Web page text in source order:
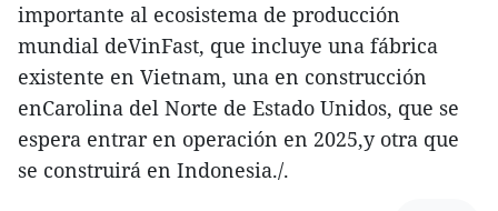
importante al ecosistema de producción
mundial deVinFast, que incluye una fábrica
existente en Vietnam, una en construcción
enCarolina del Norte de Estado Unidos, que se
espera entrar en operación en 2025,y otra que
se construirá en Indonesia./.